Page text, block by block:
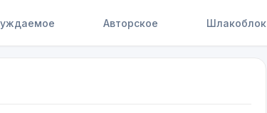
Авторское Шлакоблок